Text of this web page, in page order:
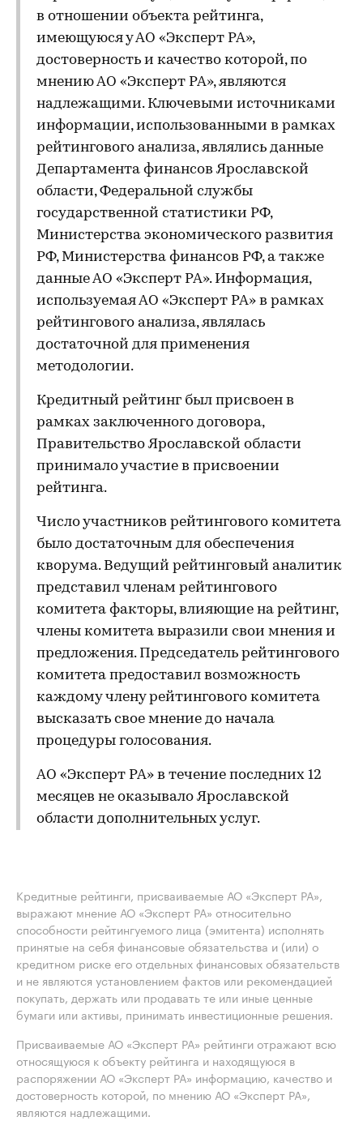
в отношении объекта рейтинга,
имеющуюся у АО «Эксперт РА»,
достоверность и качество которой, по
мнению АО «Эксперт РА», являются
надлежащими. Ключевыми источниками
информации, использованными в рамках
рейтингового анализа, являлись данные
Департамента финансов Ярославской
области, Федеральной службы
государственной статистики РФ,
Министерства экономического развития
РФ, Министерства финансов РФ, а также
данные АО «Эксперт РА». Информация,
используемая АО «Эксперт РА» в рамках
рейтингового анализа, являлась
достаточной для применения
методологии.
Кредитный рейтинг был присвоен в
рамках заключенного договора,
Правительство Ярославской области
принимало участие в присвоении
рейтинга.
Число участников рейтингового комитета
было достаточным для обеспечения
кворума. Ведущий рейтинговый аналитик
представил членам рейтингового
комитета факторы, влияющие на рейтинг,
члены комитета выразили свои мнения и
предложения. Председатель рейтингового
комитета предоставил возможность
каждому члену рейтингового комитета
высказать свое мнение до начала
процедуры голосования.
АО «Эксперт РА» в течение последних 12
месяцев не оказывало Ярославской
области дополнительных услуг.
Кредитные рейтинги, присваиваемые АО «Эксперт РА»,
выражают мнение АО «Эксперт РА» относительно
способности рейтингуемого лица (эмитента) исполнять
принятые на себя финансовые обязательства и (или) о
кредитном риске его отдельных финансовых обязательств
и не являются установлением фактов или рекомендацией
покупать, держать или продавать те или иные ценные
бумаги или активы, принимать инвестиционные решения.
Присваиваемые АО «Эксперт РА» рейтинги отражают всю
относящуюся к объекту рейтинга и находящуюся в
распоряжении АО «Эксперт РА» информацию, качество и
достоверность которой, по мнению АО «Эксперт РА»,
являются надлежащими.